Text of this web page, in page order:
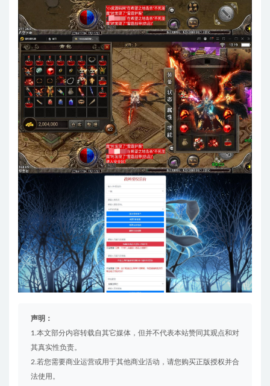
声明：
1.本文部分内容转载自其它媒体，但并不代表本站赞同其观点和对
其真实性负责。
2.若您需要商业运营或用于其他商业活动，请您购买正版授权并合
法使用。